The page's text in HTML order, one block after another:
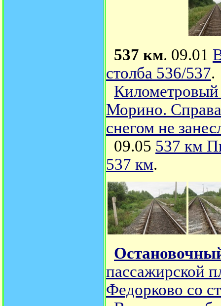
537 км. 09.01
столба 536/537.
Километровый
Морино. Справа
снегом не
09.05 537 км
537 км.
пассажирской
Федорково со